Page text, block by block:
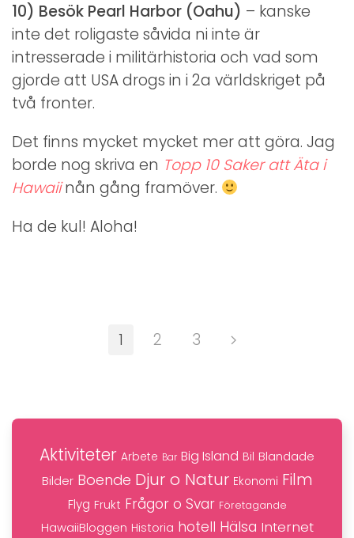
10) Besök Pearl Harbor (Oahu) – kanske
inte det roligaste såvida ni inte är
intresserade i militärhistoria och vad som
gjorde att USA drogs in i 2a världskriget på
två fronter.
Det finns mycket mycket mer att göra. Jag
borde nog skriva en Topp 10 Saker att Äta i
Hawaiinån gång framöver.
Ha de kul! Aloha!
1 2 3
Aktiviteter Arbete Bar Big Island Bil Blandade
Bilder Boende Djur o Natur Ekonomi Film
Flyg Frukt Frågor o Svar Företagande
HawaiiBloggen Historia hotell Hälsa Internet